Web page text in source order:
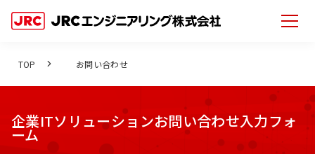
TOP お問い合わせ
企業ITソリューションお問い合わせ入力フォ
ーム